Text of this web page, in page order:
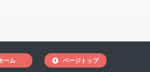
ーム ページトップ